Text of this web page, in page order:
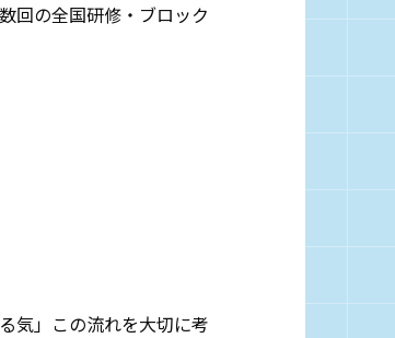
回の全国研修・ブロック
気」この流れを大切に考